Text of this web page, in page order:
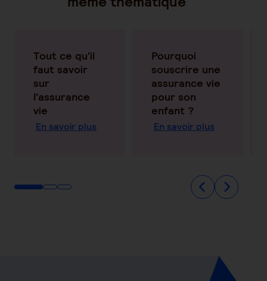
Tout ce qu'il
faut savoir
sur
l'assurance
vie
En savoir plus
Pourquoi
souscrire une
assurance vie
pour son
enfant ?
En savoir plus